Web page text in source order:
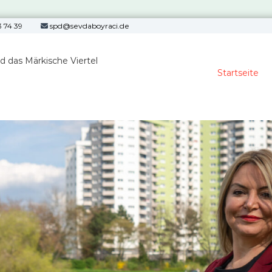
74 39 spd@sevdaboyraci.de
das Märkische Viertel
Startseite